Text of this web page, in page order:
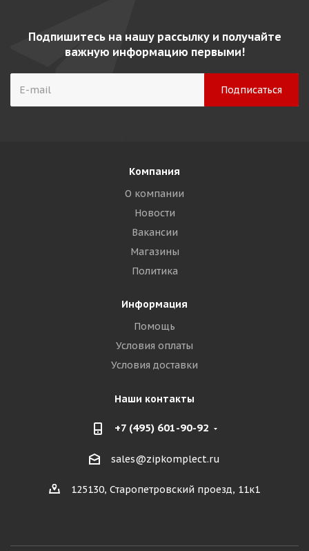
Подпишитесь на нашу рассылку и получайте
важную информацию первыми!
Компания
О компании
Новости
Вакансии
Магазины
Политика
Информация
Помощь
Условия оплаты
Условия доставки
Наши контакты
+7 (495) 601-90-92
sales@zipkomplect.ru
125130, Старопетровский проезд, 11к1